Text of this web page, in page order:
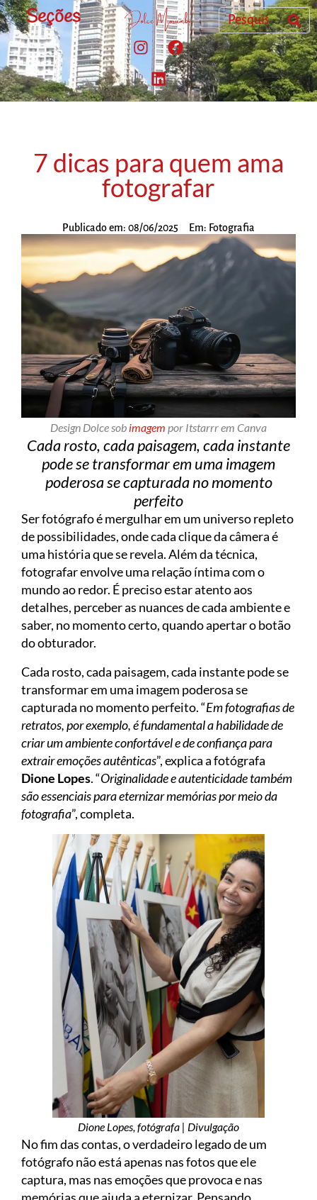
Seções
7 dicas para quem ama
fotografar
Publicado em: 08/06/2025 Em: Fotografia
Design Dolce sob imagem por Itstarrr em Canva
Cada rosto, cada paisagem, cada instante
pode se transformar em uma imagem
poderosa se capturada no momento
perfeito
Ser fotógrafo é mergulhar em um universo repleto
de possibilidades, onde cada clique da câmera é
uma história que se revela. Além da técnica,
fotografar envolve uma relação íntima com o
mundo ao redor. É preciso estar atento aos
detalhes, perceber as nuances de cada ambiente e
saber, no momento certo, quando apertar o botão
do obturador.
Cada rosto, cada paisagem, cada instante pode se
transformar em uma imagem poderosa se
capturada no momento perfeito. “Em fotografias de
retratos, por exemplo, é fundamental a habilidade de
criar um ambiente confortável e de confiança para
extrair emoções autênticas”, explica a fotógrafa
Dione Lopes. “Originalidade e autenticidade também
são essenciais para eternizar memórias por meio da
fotografia”, completa.
Dione Lopes, fotógrafa | Divulgação
No fim das contas, o verdadeiro legado de um
fotógrafo não está apenas nas fotos que ele
captura, mas nas emoções que provoca e nas